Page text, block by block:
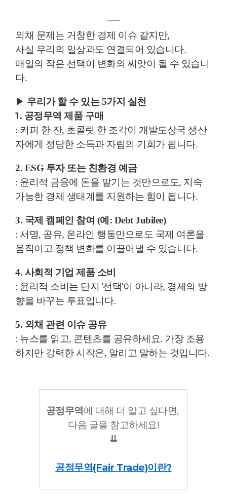
―
외채 문제는 거창한 경제 이슈 같지만,
사실 우리의 일상과도 연결되어 있습니다.
매일의 작은 선택이 변화의 씨앗이 될 수 있습니
다.
▶ 우리가 할 수 있는 5가지 실천
1. 공정무역 제품 구매
: 커피 한 잔, 초콜릿 한 조각이 개발도상국 생산
자에게 정당한 소득과 자립의 기회가 됩니다.
2. ESG 투자 또는 친환경 예금
: 윤리적 금융에 돈을 맡기는 것만으로도, 지속
가능한 경제 생태계를 지원하는 힘이 됩니다.
3. 국제 캠페인 참여 (예: Debt Jubilee)
: 서명, 공유, 온라인 행동만으로도 국제 여론을
움직이고 정책 변화를 이끌어낼 수 있습니다.
4. 사회적 기업 제품 소비
: 윤리적 소비는 단지 '선택'이 아니라, 경제의 방
향을 바꾸는 투표입니다.
5. 외채 관련 이슈 공유
: 뉴스를 읽고, 콘텐츠를 공유하세요. 가장 조용
하지만 강력한 시작은, 알리고 말하는 것입니다.
공정무역 에 대해 더 알고 싶다면,
다음 글을 참고하세요!
⇊
공정무역(Fair Trade)이란?